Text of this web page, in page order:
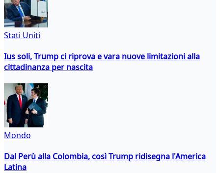
Stati Uniti
Ius soli, Trump ci riprova e vara nuove limitazioni alla
cittadinanza per nascita
Mondo
Dal Perù alla Colombia, così Trump ridisegna l'America
Latina